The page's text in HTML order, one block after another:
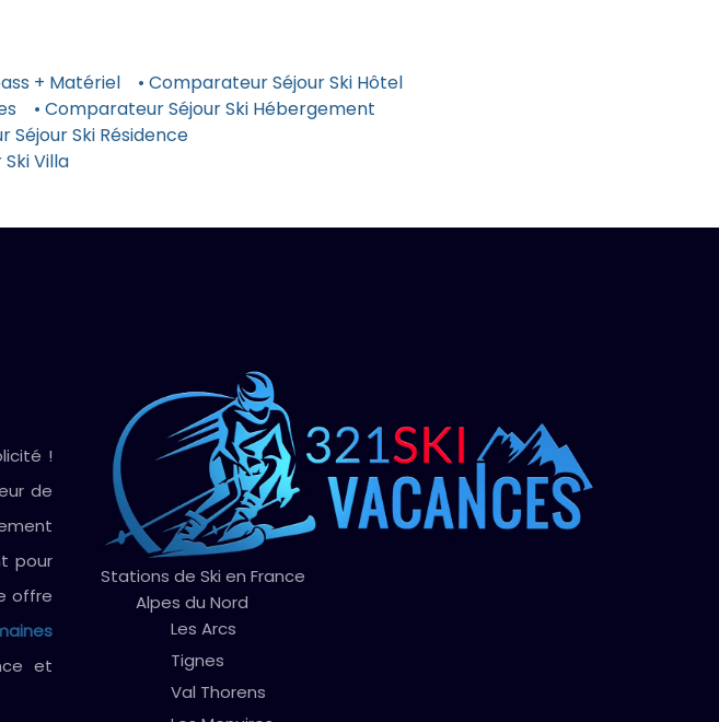
+ Matériel
• Comparateur Séjour Ski Hôtel
• Comparateur Séjour Ski Hébergement
Séjour Ski Résidence
Villa
!
de
pour
offre
et
Stations de Ski en France
Alpes du Nord
Les Arcs
Tignes
Val Thorens